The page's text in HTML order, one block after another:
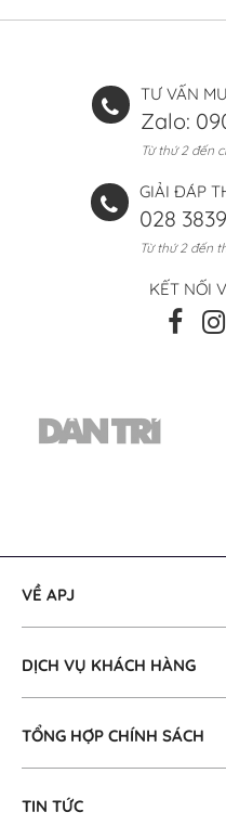
TƯ VẤN
Zalo:
Từ thứ 2 đến
GIẢI ĐÁP
028
Từ thứ 2 đến
KẾT NỐI
VỀ APJ
DỊCH VỤ KHÁCH HÀNG
TỔNG HỢP CHÍNH SÁCH
TIN TỨC